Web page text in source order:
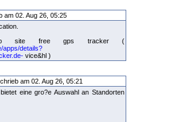
am 02. Aug 26, 05:25
site free gps tracker (
apps/details?
vice&hl )
am 02. Aug 26, 05:21
eine gro?e Auswahl an Standorten